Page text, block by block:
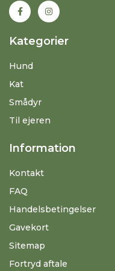
Kategorier
Hund
Kat
Smådyr
Til ejeren
Information
Kontakt
FAQ
Handelsbetingelser
Gavekort
Sitemap
Fortryd aftale